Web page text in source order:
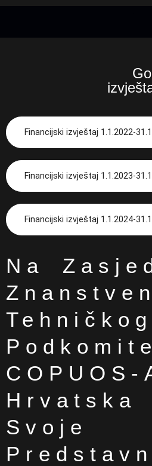
Godišnji
Financijski izvještaj 1.1.2022-
Financijski izvještaj 1.1.2023-
Financijski izvještaj 1.1.2024-
Na
Tehničkog
Hrvatska
Svoje